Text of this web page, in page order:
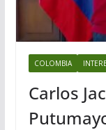
COLOMBIA
Carlos